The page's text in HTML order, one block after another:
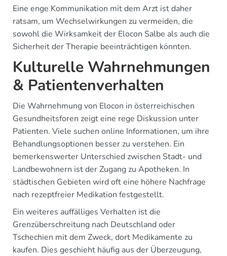
Eine enge Kommunikation mit dem Arzt ist daher
ratsam, um Wechselwirkungen zu vermeiden, die
sowohl die Wirksamkeit der Elocon Salbe als auch die
Sicherheit der Therapie beeinträchtigen könnten.
Kulturelle Wahrnehmungen
& Patientenverhalten
Die Wahrnehmung von Elocon in österreichischen
Gesundheitsforen zeigt eine rege Diskussion unter
Patienten. Viele suchen online Informationen, um ihre
Behandlungsoptionen besser zu verstehen. Ein
bemerkenswerter Unterschied zwischen Stadt- und
Landbewohnern ist der Zugang zu Apotheken. In
städtischen Gebieten wird oft eine höhere Nachfrage
nach rezeptfreier Medikation festgestellt.
Ein weiteres auffälliges Verhalten ist die
Grenzüberschreitung nach Deutschland oder
Tschechien mit dem Zweck, dort Medikamente zu
kaufen. Dies geschieht häufig aus der Überzeugung,